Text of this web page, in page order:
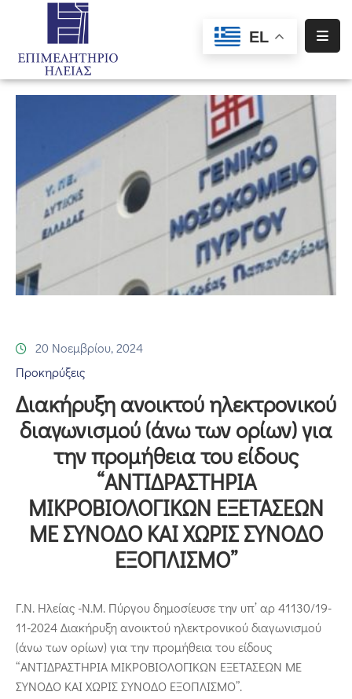
EL
Αρχική
Σύλλογοι
–
Σωματεία
Πληροφόρηση
Επικοινωνία
20 Νοεμβρίου, 2024
Προκηρύξεις
Διακήρυξη ανοικτού ηλεκτρονικού
διαγωνισμού (άνω των ορίων) για
την προμήθεια του είδους
“ΑΝΤΙΔΡΑΣΤΗΡΙΑ
ΜΙΚΡΟΒΙΟΛΟΓΙΚΩΝ ΕΞΕΤΑΣΕΩΝ
ΜΕ ΣΥΝΟΔΟ ΚΑΙ ΧΩΡΙΣ ΣΥΝΟΔΟ
ΕΞΟΠΛΙΣΜΟ”
Γ.Ν. Ηλείας -Ν.Μ. Πύργου δημοσίευσε την υπ’ αρ 41130/19-
11-2024 Διακήρυξη ανοικτού ηλεκτρονικού διαγωνισμού
(άνω των ορίων) για την προμήθεια του είδους
“ΑΝΤΙΔΡΑΣΤΗΡΙΑ ΜΙΚΡΟΒΙΟΛΟΓΙΚΩΝ ΕΞΕΤΑΣΕΩΝ ΜΕ
ΣΥΝΟΔΟ ΚΑΙ ΧΩΡΙΣ ΣΥΝΟΔΟ ΕΞΟΠΛΙΣΜΟ”.